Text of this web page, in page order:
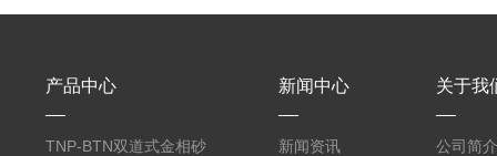
产品中心
TNP-BTN双道式金相砂
新闻中心
新闻资讯
关于我
公司简介